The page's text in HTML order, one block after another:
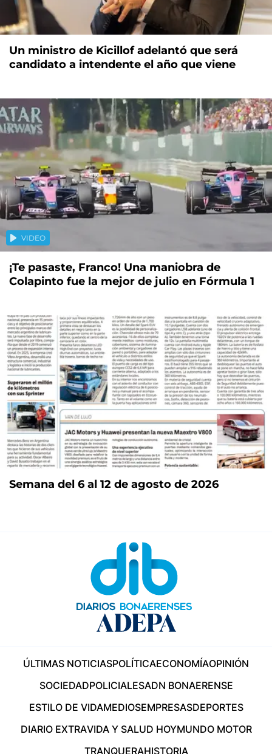
Un ministro de Kicillof adelantó que será
candidato a intendente el año que viene
VIDEO
¡Te pasaste, Franco! Una maniobra de
Colapinto fue la mejor de julio en Fórmula 1
Semana del 6 al 12 de agosto de 2026
ÚLTIMAS NOTICIASPOLÍTICAECONOMÍAOPINIÓN
SOCIEDADPOLICIALESADN BONAERENSE
ESTILO DE VIDAMEDIOSEMPRESASDEPORTES
DIARIO EXTRAVIDA Y SALUD HOYMUNDO MOTOR
TRANQUERAHISTORIA